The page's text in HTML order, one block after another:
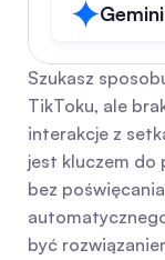
Gemini
Szukasz
TikToku, ale
interakcje z
jest kluczem do
bez
być